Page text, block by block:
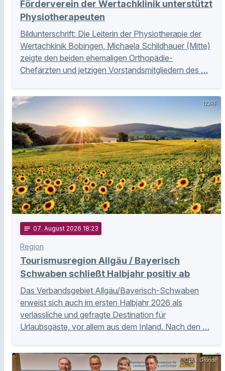
Förderverein der Wertachklinik unterstützt
Physiotherapeuten
Bildunterschrift: Die Leiterin der Physiotherapie der
Wertachkinik Bobingen, Michaela Schildhauer (Mitte)
zeigte den beiden ehemaligen Orthopädie-
Chefärzten und jetzigen Vorstandsmitgliedern des …
123RF
notes 07. August 2026 18:23
Region
Tourismusregion Allgäu / Bayerisch
Schwaben schließt Halbjahr positiv ab
Das Verbandsgebiet Allgäu/Bayerisch-Schwaben
erweist sich auch im ersten Halbjahr 2026 als
verlässliche und gefragte Destination für
Urlaubsgäste, vor allem aus dem Inland. Nach den …
Optik Gronde